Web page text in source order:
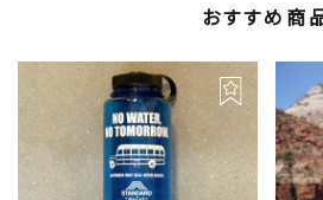
おすすめ商